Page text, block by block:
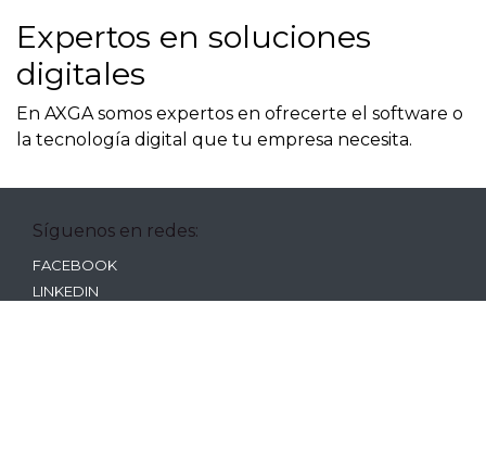
Expertos en soluciones
digitales
En AXGA somos expertos en ofrecerte el software o
la tecnología digital que tu empresa necesita.
Síguenos en redes:
FACEBOOK
LINKEDIN